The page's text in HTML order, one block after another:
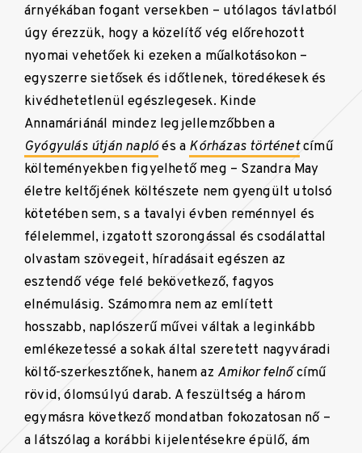
árnyékában fogant versekben – utólagos távlatból
úgy érezzük, hogy a közelítő vég előrehozott
nyomai vehetőek ki ezeken a műalkotásokon –
egyszerre sietősek és időtlenek, töredékesek és
kivédhetetlenül egészlegesek. Kinde
Annamáriánál mindez legjellemzőbben a
Gyógyulás útján naplóés a Kórházas történetcímű
költeményekben figyelhető meg – Szandra May
életre keltőjének költészete nem gyengült utolsó
kötetében sem, s a tavalyi évben reménnyel és
félelemmel, izgatott szorongással és csodálattal
olvastam szövegeit, híradásait egészen az
esztendő vége felé bekövetkező, fagyos
elnémulásig. Számomra nem az említett
hosszabb, naplószerű művei váltak a leginkább
emlékezetessé a sokak által szeretett nagyváradi
költő-szerkesztőnek, hanem az Amikor felnőcímű
rövid, ólomsúlyú darab. A feszültség a három
egymásra következő mondatban fokozatosan nő –
a látszólag a korábbi kijelentésekre épülő, ám